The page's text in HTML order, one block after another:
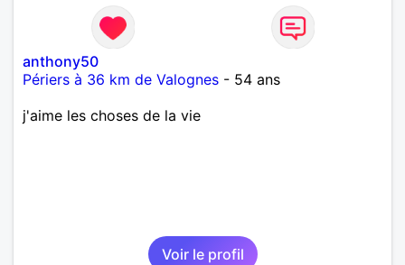
anthony50
Périers à 36 km de Valognes - 54 ans
j'aime les choses de la vie
Voir le profil